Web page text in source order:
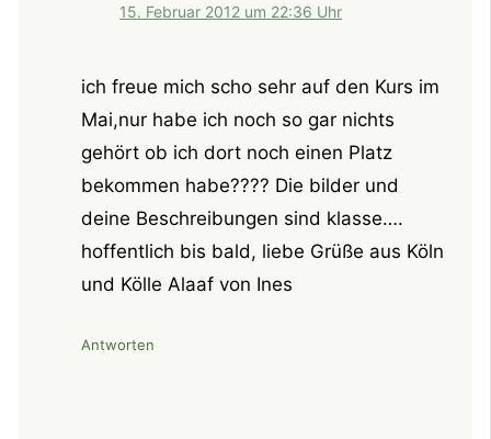
15. Februar 2012 um 22:36 Uhr
ich freue mich scho sehr auf den Kurs im
Mai,nur habe ich noch so gar nichts
gehört ob ich dort noch einen Platz
bekommen habe???? Die bilder und
deine Beschreibungen sind klasse….
hoffentlich bis bald, liebe Grüße aus Köln
und Kölle Alaaf von Ines
Antworten